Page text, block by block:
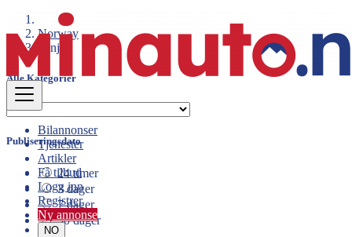
Bilannonser
Tjenester
Artikler
Få tilbud
Logg inn
Registrer
Ny annonse
NO
Norway
Senja
Alle Kategorier
Publiseringsdato
24 timer
3 dager
7 dager
30 dager